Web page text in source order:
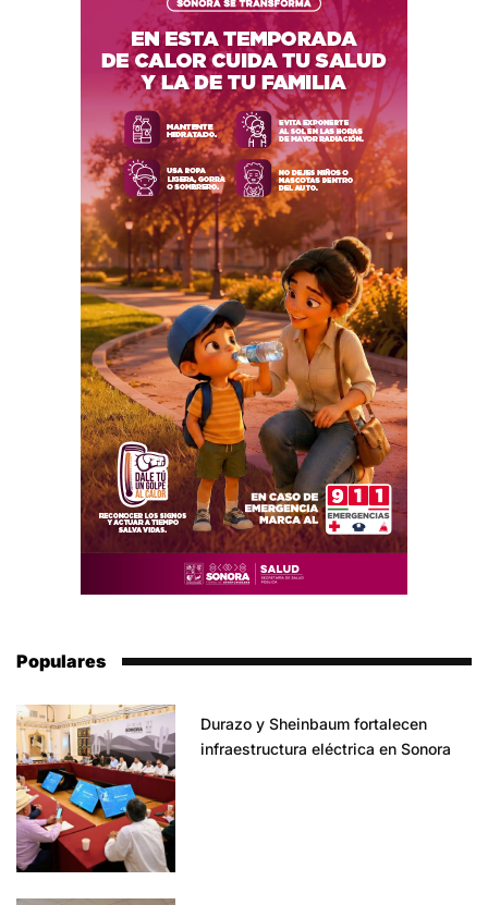
Populares
Durazo y Sheinbaum fortalecen
infraestructura eléctrica en Sonora